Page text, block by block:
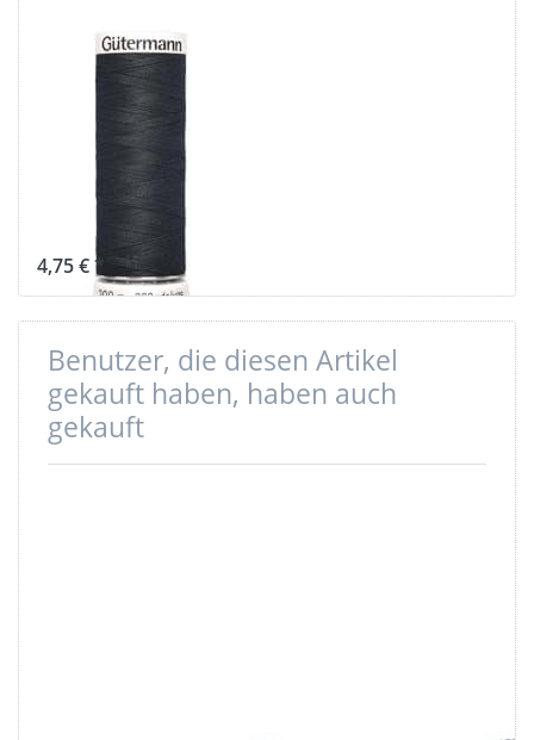
Gütermann
Garne -
Allesnäher
200m Spule -
Farbe: graphit
4,75 € *
Benutzer, die diesen Artikel
gekauft haben, haben auch
gekauft